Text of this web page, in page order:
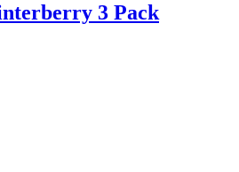
3 Pack